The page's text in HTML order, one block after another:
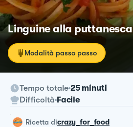
Linguine alla puttanesca
Modalità passo passo
Tempo totale 25 minuti
Difficoltà Facile
ricetta dicrazy_for_food